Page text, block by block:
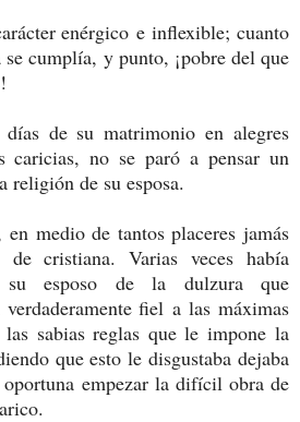
enérgico e inflexible; cuanto
se cumplía, y punto, ¡pobre del que
días de su matrimonio en alegres
caricias, no se paró a pensar un
religión de su esposa.
medio de tantos placeres jamás
de cristiana. Varias veces había
esposo de la dulzura que
fiel a las máximas
sabias reglas que le impone la
que esto le disgustaba dejaba
empezar la difícil obra de